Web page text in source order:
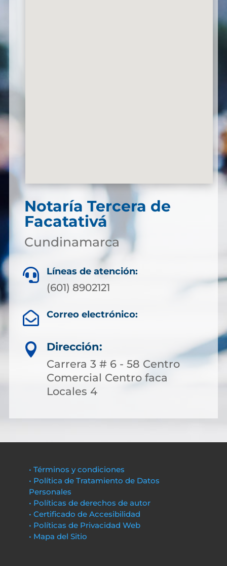
Notaría Tercera de
Facatativá
Cundinamarca
 Líneas de atención:
(601) 8902121
 Correo electrónico:

Dirección:
Carrera 3 # 6 - 58 Centro
Comercial Centro faca
Locales 4
• Términos y condiciones
• Política de Tratamiento de Datos
Personales
• Políticas de derechos de autor
• Certificado de Accesibilidad
• Políticas de Privacidad Web
• Mapa del Sitio